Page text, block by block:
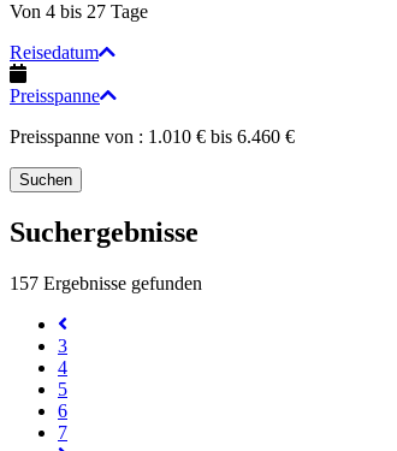
Von 4 bis 27 Tage
Reisedatum
Preisspanne
Preisspanne von : 1.010 € bis 6.460 €
Suchergebnisse
157 Ergebnisse gefunden
3
4
5
6
7